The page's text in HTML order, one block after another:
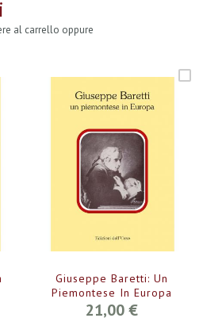
al carrello oppure
Giuseppe Baretti: Un
Piemontese In Europa
21,00 €